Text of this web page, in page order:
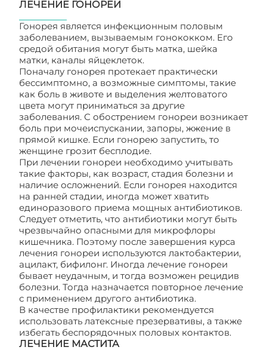
ЛЕЧЕНИЕ ГОНОРЕИ
Гонорея является инфекционным половым
заболеванием, вызываемым гонококком. Его
средой обитания могут быть матка, шейка
матки, каналы яйцеклеток.
Поначалу гонорея протекает практически
бессимптомно, а возможные симптомы, такие
как боль в животе и выделения желтоватого
цвета могут приниматься за другие
заболевания. С обострением гонореи возникает
боль при мочеиспускании, запоры, жжение в
прямой кишке. Если гонорею запустить, то
женщине грозит бесплодие.
При лечении гонореи необходимо учитывать
такие факторы, как возраст, стадия болезни и
наличие осложнений. Если гонорея находится
на ранней стадии, иногда может хватить
единоразового приема мощных антибиотиков.
Следует отметить, что антибиотики могут быть
чрезвычайно опасными для микрофлоры
кишечника. Поэтому после завершения курса
лечения гонореи используются лактобактерии,
ацилакт, бифилонг. Иногда лечение гонореи
бывает неудачным, и тогда возможен рецидив
болезни. Тогда назначается повторное лечение
с применением другого антибиотика.
В качестве профилактики рекомендуется
использовать латексные презервативы, а также
избегать беспорядочных половых контактов.
ЛЕЧЕНИЕ МАСТИТА